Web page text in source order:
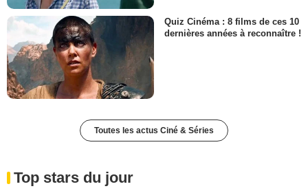
Quiz Cinéma : 8 films de ces 10
dernières années à reconnaître !
Toutes les actus Ciné & Séries
Top stars du jour